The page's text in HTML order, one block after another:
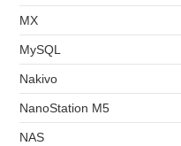
MX
MySQL
Nakivo
NanoStation M5
NAS